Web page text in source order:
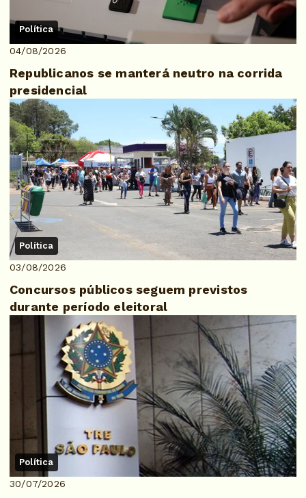
Política
04/08/2026
Republicanos se manterá neutro na corrida
presidencial
Política
03/08/2026
Concursos públicos seguem previstos
durante período eleitoral
Política
30/07/2026